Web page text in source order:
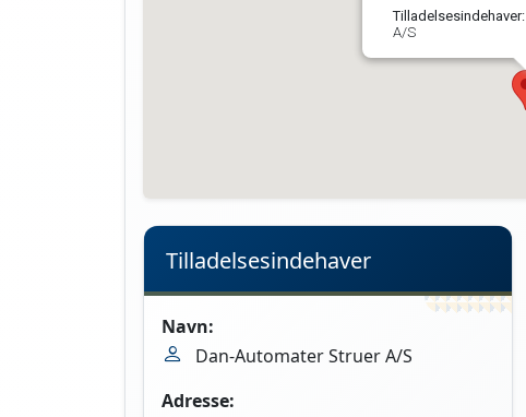
Tilladelsesindehaver:
A/S
Tilladelsesindehaver
Navn:
Dan-Automater Struer A/S
Adresse: